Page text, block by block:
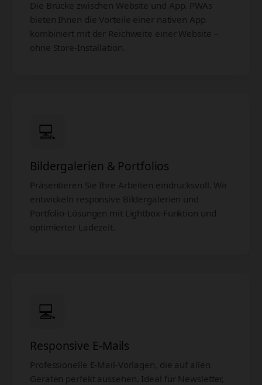
Die Brücke zwischen Website und App. PWAs
bieten Ihnen die Vorteile einer nativen App
kombiniert mit der Reichweite einer Website –
ohne Store-Installation.
💻
Bildergalerien & Portfolios
Präsentieren Sie Ihre Arbeiten eindrucksvoll. Wir
entwickeln responsive Bildergalerien und
Portfolio-Lösungen mit Lightbox-Funktion und
optimierter Ladezeit.
💻
Responsive E-Mails
Professionelle E-Mail-Vorlagen, die auf allen
Geräten perfekt aussehen. Ideal für Newsletter,